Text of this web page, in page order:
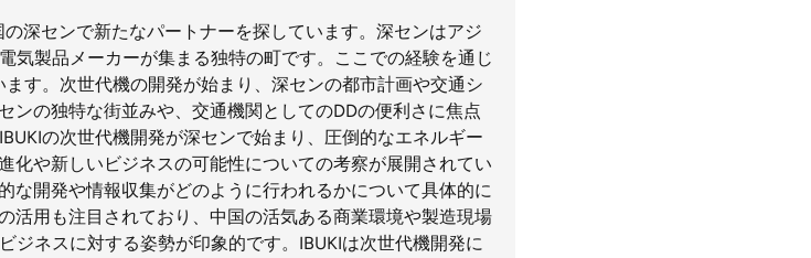
深センで新たなパートナーを探しています。深センはアジ
気製品メーカーが集まる独特の町です。ここでの経験を通じ
す。次世代機の開発が始まり、深センの都市計画や交通シ
ンの独特な街並みや、交通機関としてのDDの便利さに焦点
の次世代機開発が深センで始まり、圧倒的なエネルギー
化や新しいビジネスの可能性についての考察が展開されてい
な開発や情報収集がどのように行われるかについて具体的に
活用も注目されており、中国の活気ある商業環境や製造現場
ジネスに対する姿勢が印象的です。IBUKIは次世代機開発に